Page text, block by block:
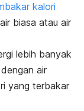
kalori
biasa atau air
lebih banyak
air
yang terbakar